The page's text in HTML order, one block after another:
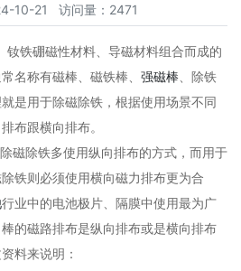
10-21 访问量：2471
钕铁硼磁性材料、导磁材料组合而成的
名称有磁棒、磁铁棒、 强磁棒 、除铁
是用于除磁除铁，根据使用场景不同
布跟横向排布。
磁除铁多使用纵向排布的方式，而用于
铁则必须使用横向磁力排布更为合
行业中的电池极片、隔膜中使用最为广
的磁路排布是纵向排布或是横向排布
料来说明：